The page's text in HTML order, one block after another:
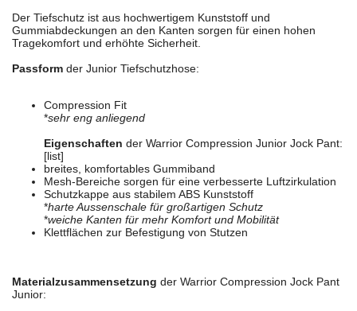
Der Tiefschutz ist aus hochwertigem Kunststoff und
Gummiabdeckungen an den Kanten sorgen für einen hohen
Tragekomfort und erhöhte Sicherheit.
Passform der Junior Tiefschutzhose:
Compression Fit
*sehr eng anliegend
Eigenschaften der Warrior Compression Junior Jock Pant:
[list]
breites, komfortables Gummiband
Mesh-Bereiche sorgen für eine verbesserte Luftzirkulation
Schutzkappe aus stabilem ABS Kunststoff
*harte Aussenschale für großartigen Schutz
*weiche Kanten für mehr Komfort und Mobilität
Klettflächen zur Befestigung von Stutzen
Materialzusammensetzung der Warrior Compression Jock Pant
Junior: